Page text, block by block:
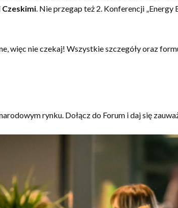
. Nie przegap też 2. Konferencji „Energy
więc nie czekaj! Wszystkie szczegóły oraz
rynku. Dołącz do Forum i daj się